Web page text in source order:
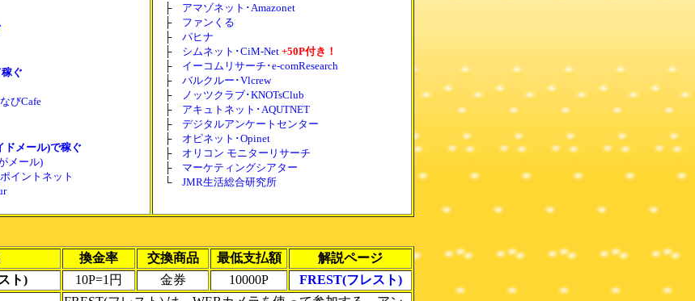
ぐ
びCafe
ドメール)で稼ぐ
メール)
イントネット
├ アマゾネット･Amazonet
├ ファンくる
├ パヒナ
├ シムネット･CiM-Net +50P付き！
├ イーコムリサーチ･e-comResearch
├ バルクルー･Vlcrew
├
ノッツクラブ･KNOTsClub
├ アキュトネット･AQUTNET
├ デジタルアンケートセンター
├ オピネット･Opinet
├ オリコン モニターリサーチ
├ マーケティングシアター
└ JMR生活総合研究所
換金率 交換商品 最低支払額
解説ページ
ト)
10P=1円 金券 10000P
FREST(フレスト)